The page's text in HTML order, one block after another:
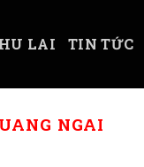
LAI TIN TỨC
NGAI